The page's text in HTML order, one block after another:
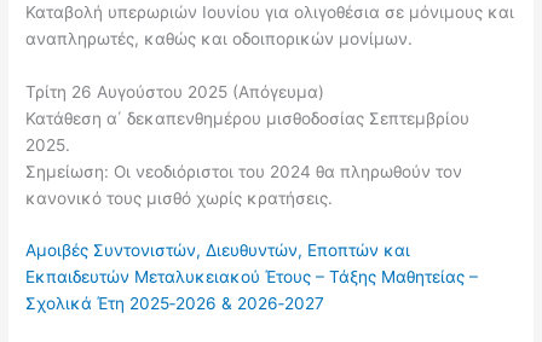
Καταβολή υπερωριών Ιουνίου για ολιγοθέσια σε μόνιμους και
αναπληρωτές, καθώς και οδοιπορικών μονίμων.
Τρίτη 26 Αυγούστου 2025 (Απόγευμα)
Κατάθεση α΄ δεκαπενθημέρου μισθοδοσίας Σεπτεμβρίου
2025.
Σημείωση: Οι νεοδιόριστοι του 2024 θα πληρωθούν τον
κανονικό τους μισθό χωρίς κρατήσεις.
Αμοιβές Συντονιστών, Διευθυντών, Εποπτών και
Εκπαιδευτών Μεταλυκειακού Έτους – Τάξης Μαθητείας –
Σχολικά Έτη 2025‑2026 & 2026‑2027